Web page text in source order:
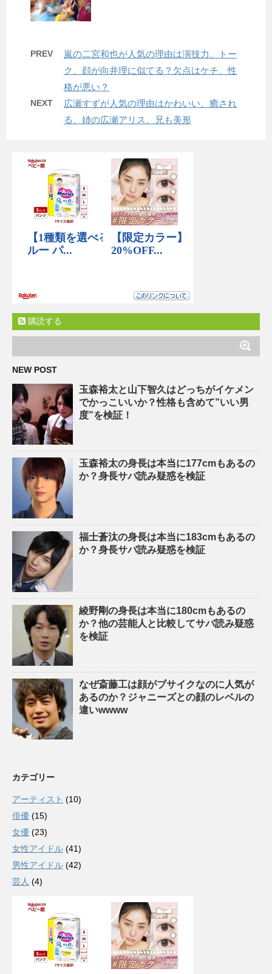
PREV
嵐の二宮和也が人気の理由は演技力、トー
ク、顔が向井理に似てる？欠点はケチ、性
格が悪い？
NEXT
広瀬すずが人気の理由はかわいい、癒され
る、姉の広瀬アリス、兄も美形
購読する
NEW POST
玉森裕太と山下智久はどっちがイケメン
でかっこいいか？性格も含めて”いい男
度”を検証！
玉森裕太の身長は本当に177cmもあるの
か？身長サバ読み疑惑を検証
福士蒼汰の身長は本当に183cmもあるの
か？身長サバ読み疑惑を検証
綾野剛の身長は本当に180cmもあるの
か？他の芸能人と比較してサバ読み疑惑
を検証
なぜ斎藤工は顔がブサイクなのに人気が
あるのか？ジャニーズとの顔のレベルの
違いwwww
カテゴリー
アーティスト (10)
俳優 (15)
女優 (23)
女性アイドル (41)
男性アイドル (42)
芸人 (4)